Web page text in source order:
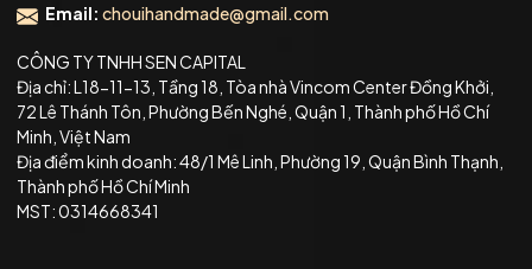
Email: chouihandmade@gmail.com
CÔNG TY TNHH SEN CAPITAL
Địa chỉ: L18-11-13, Tầng 18, Tòa nhà Vincom Center Đồng Khởi,
72 Lê Thánh Tôn, Phường Bến Nghé, Quận 1, Thành phố Hồ Chí
Minh, Việt Nam
Địa điểm kinh doanh: 48/1 Mê Linh, Phường 19, Quận Bình Thạnh,
Thành phố Hồ Chí Minh
MST: 0314668341